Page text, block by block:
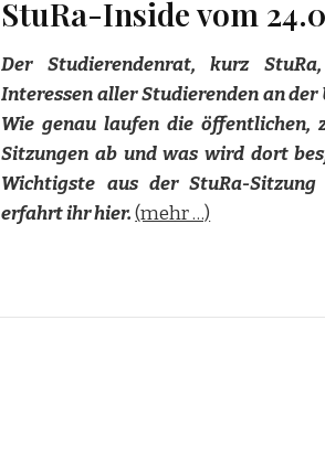
StuRa-Inside vom
Der Studierendenrat, kurz
Interessen aller Studierenden an der
Wie genau laufen die öffentlichen,
Sitzungen ab und was wird dort
Wichtigste aus der StuRa-
erfahrt ihr hier. (mehr …)